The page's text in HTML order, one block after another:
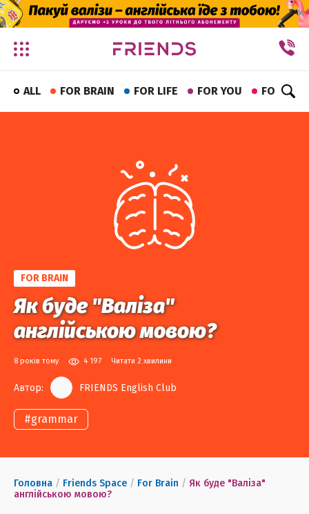
✕
ALL FOR BRAIN FOR LIFE FOR YOU FOR FUN
FOR BRAIN
Як буде "Валіза"
англійською мовою?
8 років тому 4 197 Читати 2 хвилини
Автор: FRIENDS English Club
#grammar
Головна / Friends Space / For Brain / Як буде "Валіза"
англійською мовою?